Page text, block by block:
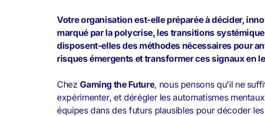
Votre organisation est-elle préparée à décider,
marqué par la polycrise, les transitions
disposent-elles des méthodes nécessaires pour
risques émergents et transformer ces signaux en
ChezGaming the Future, nous pensons qu’il ne
expérimenter, et dérégler les automatismes
équipes dans des futurs plausibles pour décoder